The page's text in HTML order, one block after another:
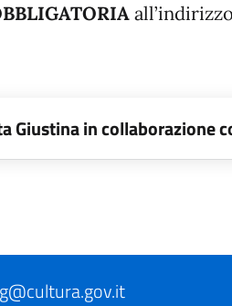
Giustina in collaborazione